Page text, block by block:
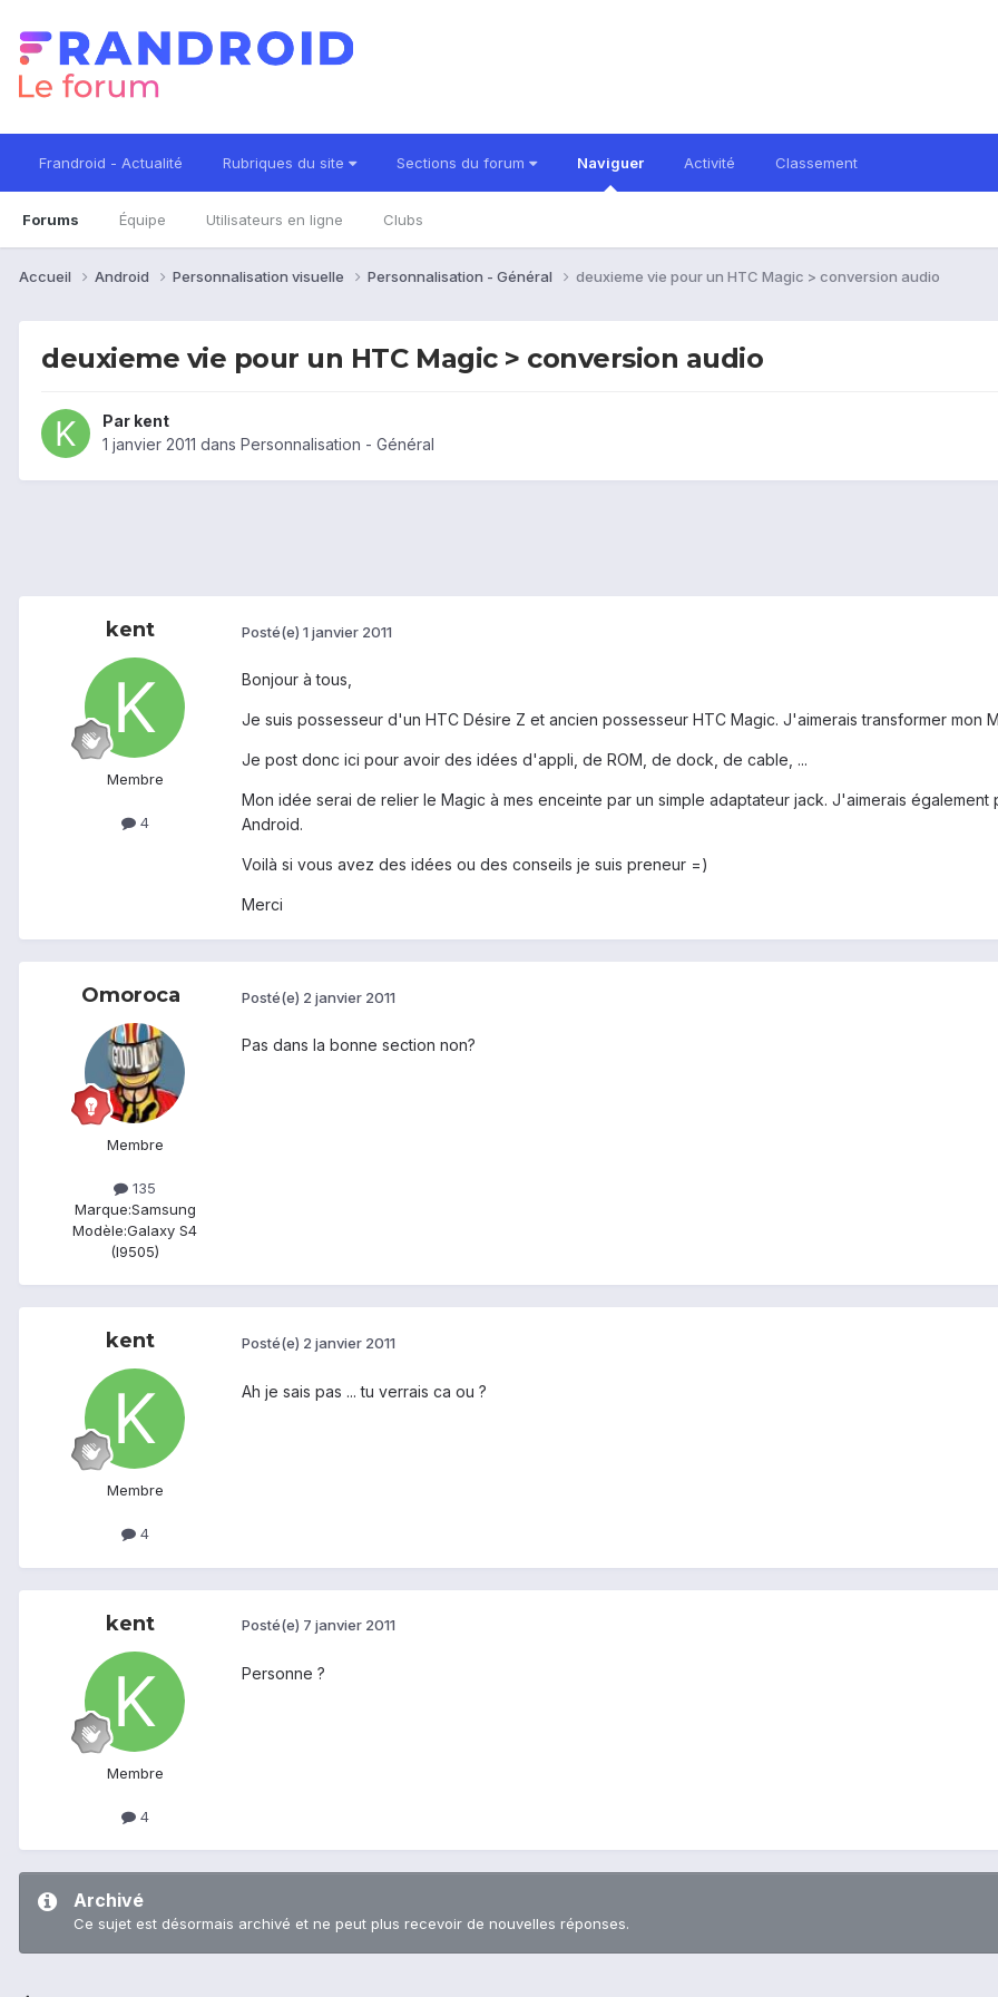
Frandroid - Actualité Rubriques du site Sections du forum Naviguer
Forums Équipe Utilisateurs en ligne Clubs
Activité Classement
Accueil Android Personnalisation visuelle Personnalisation - Général deuxieme vie pour un HTC Magic > conversion audio
deuxieme vie pour un HTC Magic > conversion audio
Par kent
1 janvier 2011 dans Personnalisation - Général
kent
Membre
4
Posté(e) 1 janvier 2011
Bonjour à tous,
Je suis possesseur d'un HTC Désire Z et ancien possesseur HTC Magic. J'aimerais transformer mon
Je post donc ici pour avoir des idées d'appli, de ROM, de dock, de cable, ...
Mon idée serai de relier le Magic à mes enceinte par un simple adaptateur jack. J'aimerais
Android.
Voilà si vous avez des idées ou des conseils je suis preneur =)
Merci
Omoroca
Membre
135
Marque:Samsung
Modèle:Galaxy S4
(I9505)
Posté(e) 2 janvier 2011
Pas dans la bonne section non?
kent
Membre
4
Posté(e) 2 janvier 2011
Ah je sais pas ... tu verrais ca ou ?
kent
Membre
4
Posté(e) 7 janvier 2011
Personne ?
Archivé
Ce sujet est désormais archivé et ne peut plus recevoir de nouvelles réponses.